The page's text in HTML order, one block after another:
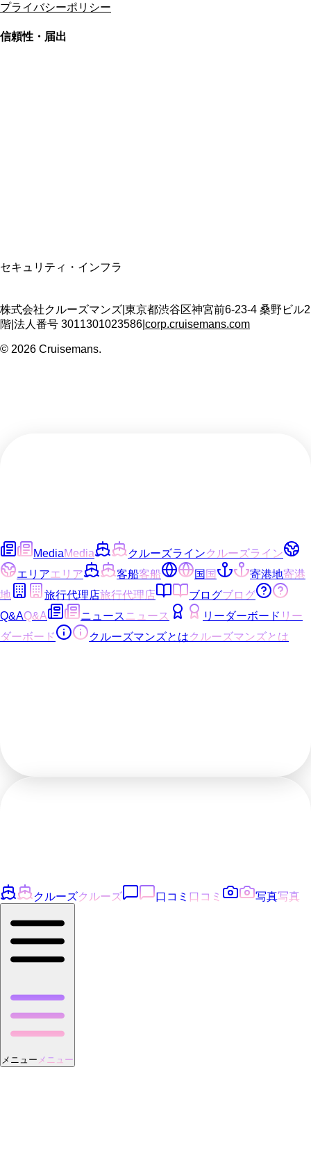
プライバシーポリシー
信頼性・届出
セキュリティ・インフラ
株式会社クルーズマンズ 東京都渋谷区神宮前6-23-4 桑野ビル2
階 法人番号 3011301023586 corp.cruisemans.com
© 2026 Cruisemans.
MediaMedia クルーズラインクルーズライン
エリアエリア 客船客船 国国 寄港地寄港
地
旅行代理店旅行代理店 ブログブログ
Q&AQ&A ニュース ニュース リーダーボード リー
ダーボード
クルーズマンズとはクルーズマンズとは
クルーズクルーズ 口コミ 口コミ 写真写真
メニュー メニュー